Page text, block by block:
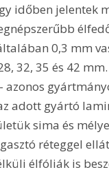
időben jelentek
0,3 mm
32, 35 és 42 mm.
azonos
adott gyártó
sima és
réteggel
élfóliák is